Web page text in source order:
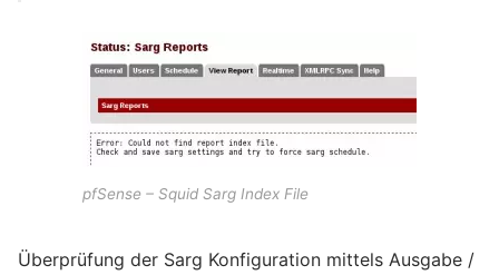
pfSense – Squid Sarg Index File
Überprüfung der Sarg Konfiguration mittels Ausgabe /